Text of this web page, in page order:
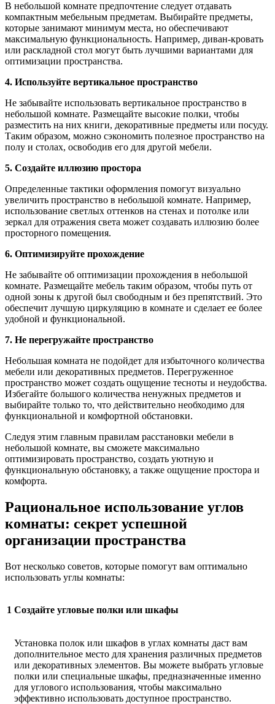
В небольшой комнате предпочтение следует отдавать
компактным мебельным предметам. Выбирайте предметы,
которые занимают минимум места, но обеспечивают
максимальную функциональность. Например, диван-кровать
или раскладной стол могут быть лучшими вариантами для
оптимизации пространства.
4. Используйте вертикальное пространство
Не забывайте использовать вертикальное пространство в
небольшой комнате. Размещайте высокие полки, чтобы
разместить на них книги, декоративные предметы или посуду.
Таким образом, можно сэкономить полезное пространство на
полу и столах, освободив его для другой мебели.
5. Создайте иллюзию простора
Определенные тактики оформления помогут визуально
увеличить пространство в небольшой комнате. Например,
использование светлых оттенков на стенах и потолке или
зеркал для отражения света может создавать иллюзию более
просторного помещения.
6. Оптимизируйте прохождение
Не забывайте об оптимизации прохождения в небольшой
комнате. Размещайте мебель таким образом, чтобы путь от
одной зоны к другой был свободным и без препятствий. Это
обеспечит лучшую циркуляцию в комнате и сделает ее более
удобной и функциональной.
7. Не перегружайте пространство
Небольшая комната не подойдет для избыточного количества
мебели или декоративных предметов. Перегруженное
пространство может создать ощущение тесноты и неудобства.
Избегайте большого количества ненужных предметов и
выбирайте только то, что действительно необходимо для
функциональной и комфортной обстановки.
Следуя этим главным правилам расстановки мебели в
небольшой комнате, вы сможете максимально
оптимизировать пространство, создать уютную и
функциональную обстановку, а также ощущение простора и
комфорта.
Рациональное использование углов
комнаты: секрет успешной
организации пространства
Вот несколько советов, которые помогут вам оптимально
использовать углы комнаты:
1 Создайте угловые полки или шкафы
Установка полок или шкафов в углах комнаты даст вам
дополнительное место для хранения различных предметов
или декоративных элементов. Вы можете выбрать угловые
полки или специальные шкафы, предназначенные именно
для углового использования, чтобы максимально
эффективно использовать доступное пространство.